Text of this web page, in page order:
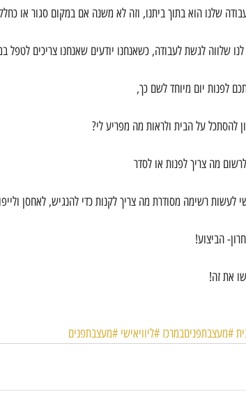
שלנו הוא בתוך ביתנו, וזה לא משנה אם במקום סגור או
שלווה לגשת לעבודה, כשאנחנו יודעים שאנחנו צריכים לטפל
לפנות יום מיוחד לשם כך,
להסתכל על הבית ולראות מה מפריע לי?
מה צריך לפנות או לסדר
לעשות רשימה מסודרת מה צריך לקנות כדי להנגיש, לאחסן
הביצוע!
את זה!
#מעצבתפניםבמרכז #ליוויאישי #מעצבתפנים